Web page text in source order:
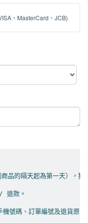
、MasterCard、JCB)
的隔天起為第一天），猶
退款。
號碼、訂單編號及退貨原